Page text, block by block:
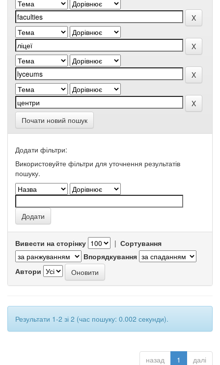
Почати новий пошук
Додати фільтри:
Використовуйте фільтри для уточнення результатів
пошуку.
Вивести на сторінку | Сортування
Впорядкування
Автори
Результати 1-2 зі 2 (час пошуку: 0.002 секунди).
назад 1 далі